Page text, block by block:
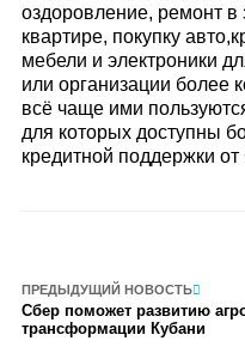
оздоровление, ремонт
квартире, покупку
мебели и электроники
или организации более
всё чаще ими
для которых доступны
кредитной поддержки
ПРЕДЫДУЩИЙ НОВОСТЬ
Сбер поможет развитию
трансформации Кубани